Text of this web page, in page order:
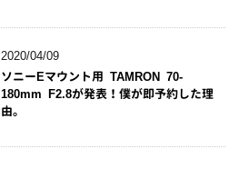
2020/04/09
ソニーEマウント用 TAMRON 70-
180mm F2.8が発表！僕が即予約した理
由。